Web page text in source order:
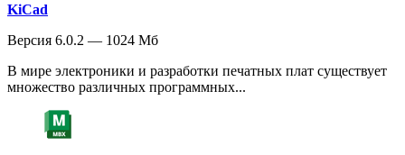
KiCad
Версия 6.0.2 — 1024 Мб
В мире электроники и разработки печатных плат существует
множество различных программных...